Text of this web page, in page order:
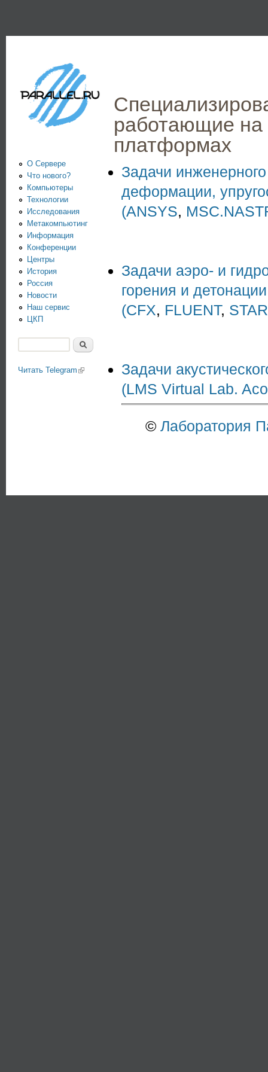
Информационно-
аналитический
центр по
параллельным
вычислениямработающие на
платформах
Задачи
деформации,
(ANSYS,
Задачи аэро- и
горения и детонации
(CFX, FLUENT,
Задачи
(LMS Virtual Lab.
© Лаборатория
О Сервере
Что нового?
Компьютеры
Технологии
Исследования
Метакомпьютинг
Информация
Конференции
Центры
История
Россия
Новости
Наш сервис
ЦКП
Читать Telegram (link is external)